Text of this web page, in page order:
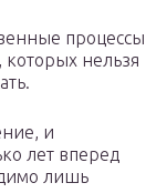
процессы
которых нельзя
и
лет вперед
лишь